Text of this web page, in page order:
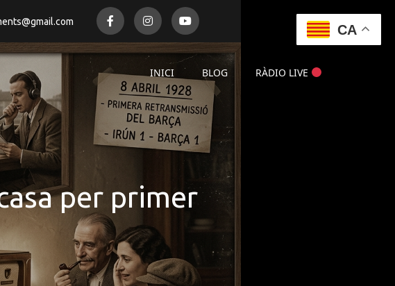
INICI BLOG RÀDIO LIVE
per primer
CA